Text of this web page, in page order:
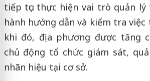
tiếp tục thực hiện vai trò quản
hành hướng dẫn và kiểm tra
khi đó, địa phương được tăng
chủ động tổ chức giám sát,
nhãn hiệu tại cơ sở.